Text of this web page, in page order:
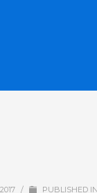
/ PUBLISHED